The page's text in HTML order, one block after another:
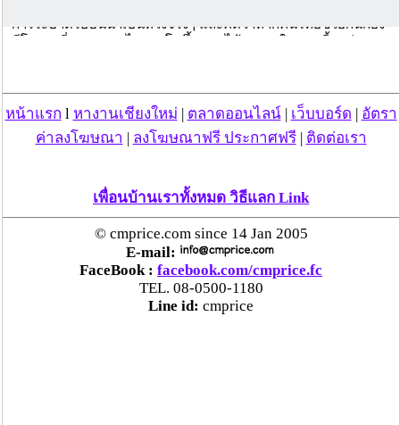
การระบาดรอบนี้น่าเป็นห่วงจริงๆ และคิดว่าหากคนไทยช่วยกันก็ยัง
มีโอกาสที่ GDP ของไทยจะโตขึ้น 4% ได้ เพราะในตอนนี้พบว่า
มากขึ้น
.
ซึ่งหากนำจำนวนเงินฝากจำนวน 5-6 แสนล้านบาท ออกมาใช้ จะ
เปลี่ยน GDP ได้ถึง 3% หรือหากนำเงินฝากมาใช้เพียงครึ่งหนึ่งก็จะ
จ่าย เห็นอกเห็นใจผู้อื่น หรือคนที่ด้อยโอกาสกว่า ทุกอย่างก็จะกลับ
ส่วนจะมีการออกมาตรการกระตุ้นเศรษฐกิจเร็วขึ้นหรือไม่ นายสุ
พัฒนพงษ์ กล่าวว่า ได้มีการเตรียมไว้อยู่แล้ว ซึ่งจะมีการตัดสินใจใน
ช่วงเดือนพฤษภาคม และเริ่มใช้ในช่วงเดือนมิถุนายน โดยรัฐบาลจะ
ต้องเร่งการใช้จ่ายในทุกกระทรวงและเป็นเรื่องของ พ.ร.บ.เงินกู้
หน้าแรก l หางานเชียงใหม่ ตลาดออนไลน์| เว็บบอร์ด
อัตรา
ค่าลงโฆษณา
ลงโฆษณาฟรี ประกาศฟรี| ติดต่อเรา
เพื่อนบ้านเราทั้งหมด วิธีแลก Link
© cmprice.com since 14 Jan 2005
E-mail:
FaceBook : facebook.com/cmprice.fc
TEL. 08-0500-1180
Line id: cmprice